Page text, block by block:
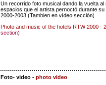
Un recorrido foto musical dando la vuelta al
espacios que el artista pernoctó durante
2000-2003 (Tambien en vídeo sección)
Photo and music of the hotels RTW 2000 -
section)
Foto- video - photo video